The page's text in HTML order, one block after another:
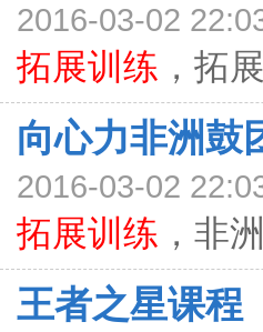
2016-03-02
拓展训练 ，拓
向心力非洲鼓
2016-03-02
拓展训练 ，非
王者之星课程